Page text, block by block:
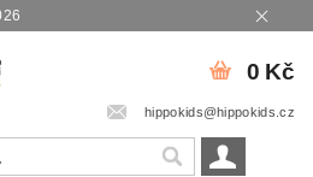
hippokids@hippokids.cz
0 Kč